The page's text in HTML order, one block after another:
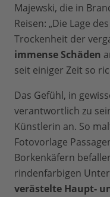
Majewski, die in
Reisen: „Die Lage
Trockenheit der
immense Schäden
seit einiger Zeit so
Das Gefühl, in
verantwortlich zu
Künstlerin an. So
Fotovorlage
Borkenkäfern
rindenfarbigen
verästelte Haupt-